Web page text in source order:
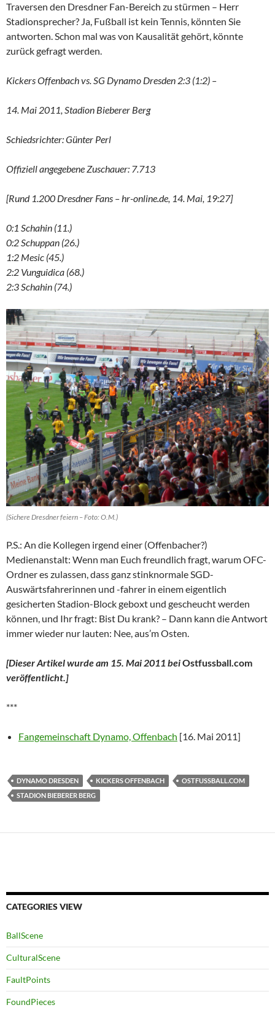
Traversen den Dresdner Fan-Bereich zu stürmen – Herr
Stadionsprecher? Ja, Fußball ist kein Tennis, könnten Sie
antworten. Schon mal was von Kausalität gehört, könnte
zurück gefragt werden.
Kickers Offenbach vs. SG Dynamo Dresden 2:3 (1:2) –
14. Mai 2011, Stadion Bieberer Berg
Schiedsrichter: Günter Perl
Offiziell angegebene Zuschauer: 7.713
[Rund 1.200 Dresdner Fans – hr-online.de, 14. Mai, 19:27]
0:1 Schahin (11.)
0:2 Schuppan (26.)
1:2 Mesic (45.)
2:2 Vunguidica (68.)
2:3 Schahin (74.)
(Sichere Dresdner feiern – Foto: O.M.)
P.S.: An die Kollegen irgend einer (Offenbacher?)
Medienanstalt: Wenn man Euch freundlich fragt, warum OFC-
Ordner es zulassen, dass ganz stinknormale SGD-
Auswärtsfahrerinnen und -fahrer in einem eigentlich
gesicherten Stadion-Block geboxt und gescheucht werden
können, und Ihr fragt: Bist Du krank? – Dann kann die Antwort
immer wieder nur lauten: Nee, aus’m Osten.
[Dieser Artikel wurde am 15. Mai 2011 beiOstfussball.com
veröffentlicht.]
***
Fangemeinschaft Dynamo, Offenbach [16. Mai 2011]
DYNAMO DRESDEN KICKERS OFFENBACH
OSTFUSSBALL.COM
STADION BIEBERER BERG
CATEGORIES VIEW
BallScene
CulturalScene
FaultPoints
FoundPieces